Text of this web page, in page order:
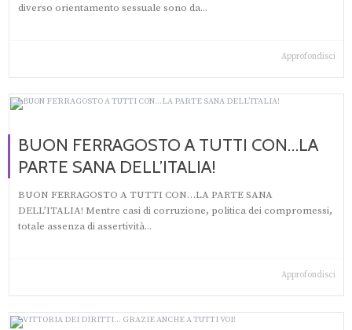
diverso orientamento sessuale sono da...
Approfondisci
BUON FERRAGOSTO A TUTTI CON…LA
PARTE SANA DELL’ITALIA!
BUON FERRAGOSTO A TUTTI CON…LA PARTE SANA
DELL’ITALIA! Mentre casi di corruzione, politica dei compromessi,
totale assenza di assertività...
Approfondisci